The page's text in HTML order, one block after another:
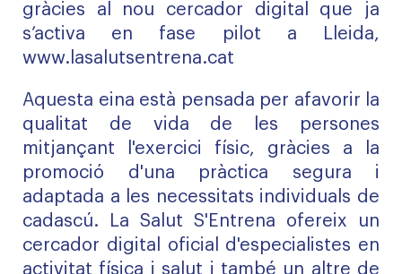
gràcies al nou cercador digital que ja
s’activa en fase pilot a Lleida,
www.lasalutsentrena.cat
Aquesta eina està pensada per afavorir la
qualitat de vida de les persones
mitjançant l'exercici físic, gràcies a la
promoció d'una pràctica segura i
adaptada a les necessitats individuals de
cadascú. La Salut S'Entrena ofereix un
cercador digital oficial d'especialistes en
activitat física i salut i també un altre de